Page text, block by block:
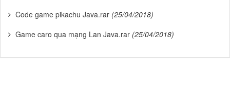
Code game pikachu Java.rar (25/04/2018)
Game caro qua mạng Lan Java.rar (25/04/2018)